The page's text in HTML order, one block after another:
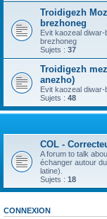
Troidigezh
brezhoneg
Evit kaozeal
brezhoneg
Sujets : 37
Troidigezh
anezho)
Evit kaozeal
Sujets : 48
COL -
A forum to talk
échanger autour
latine).
Sujets : 18
CONNEXION